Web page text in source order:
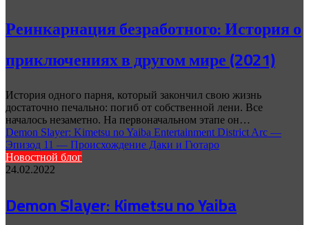
Реинкарнация безработного: История о
приключениях в другом мире (2021)
История одного парня, который закончил свою жизнь
достаточно печально: погиб от собственной лени. Все
началось незаметно. На первоначальном этапе он…
Demon Slayer: Kimetsu no Yaiba Entertainment District Arc —
Эпизод 11 — Происхождение Даки и Гютаро
Новостной блог
24.02.2022
Demon Slayer: Kimetsu no Yaiba